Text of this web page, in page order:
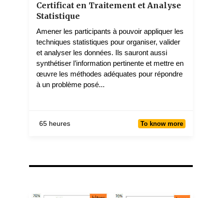
Certificat en Traitement et Analyse
Statistique
Amener les participants à pouvoir appliquer les
techniques statistiques pour organiser, valider
et analyser les données. Ils sauront aussi
synthétiser l’information pertinente et mettre en
œuvre les méthodes adéquates pour répondre
à un problème posé...
65 heures To know more